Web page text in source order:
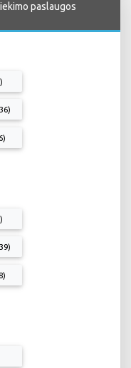
paslaugos